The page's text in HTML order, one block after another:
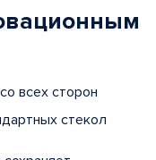
всех сторон
стекол